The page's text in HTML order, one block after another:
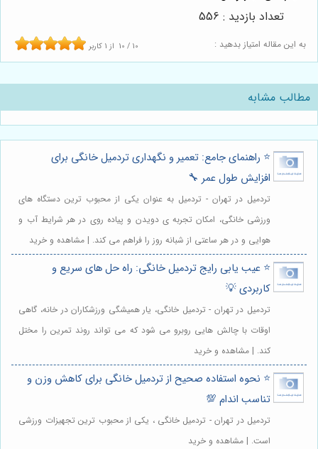
به این مقاله امتیاز بدهید : 10 / 10 از 1 کاربر
تعداد بازدید : 556
مطالب مشابه
⭐️ راهنمای جامع: تعمیر و نگهداری تردمیل خانگی برای
افزایش طول عمر 🔧
تردمیل در تهران - تردمیل به عنوان یکی از محبوب ترین دستگاه های
ورزشی خانگی، امکان تجربه ی دویدن و پیاده روی در هر شرایط آب و
هوایی و در هر ساعتی از شبانه روز را فراهم می کند. | مشاهده و خرید
⭐️ عیب یابی رایج تردمیل خانگی: راه حل های سریع و
کاربردی 💡
تردمیل در تهران - تردمیل خانگی، یار همیشگی ورزشکاران در خانه، گاهی
اوقات با چالش هایی روبرو می شود که می تواند روند تمرین را مختل
کند. | مشاهده و خرید
⭐️ نحوه استفاده صحیح از تردمیل خانگی برای کاهش وزن و
تناسب اندام 💯
تردمیل در تهران - تردمیل خانگی ، یکی از محبوب ترین تجهیزات ورزشی
است. | مشاهده و خرید